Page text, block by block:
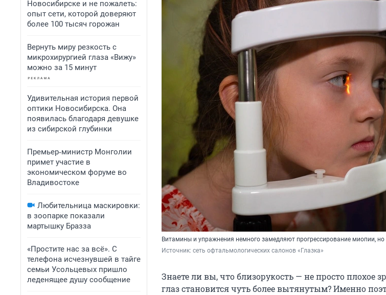
Новосибирске и не пожалеть:
опыт сети, которой доверяют
более 100 тысяч горожан
Вернуть миру резкость с
микрохирургией глаза «Вижу»
можно за 15 минут
Удивительная история первой
оптики Новосибирска. Она
появилась благодаря девушке
из сибирской глубинки
Премьер‑министр Монголии
примет участие в
экономическом форуме во
Владивостоке
Любительница маскировки:
в зоопарке показали
мартышку Бразза
«Простите нас за всё». С
телефона исчезнувшей в тайге
семьи Усольцевых пришло
леденящее душу сообщение
Витамины и упражнения немного замедляют прогрессирование миопии,
Источник: сеть офтальмологических салонов «Глазка»
Знаете ли вы, что близорукость — не просто плохое
глаз становится чуть более вытянутым? Именно